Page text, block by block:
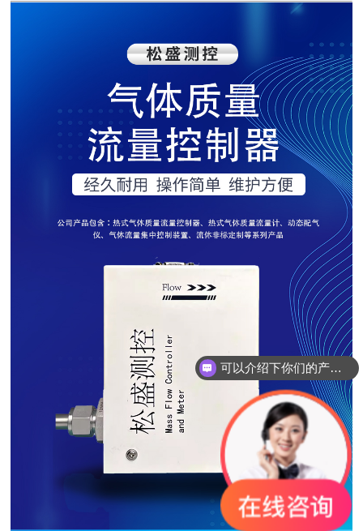
可以介绍下你们的产品么？